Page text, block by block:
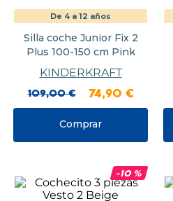
De 4 a 12 años
Silla coche Junior Fix 2
Plus 100-150 cm Pink
KINDERKRAFT
109,00 € 74,90 €
Comprar
-10%